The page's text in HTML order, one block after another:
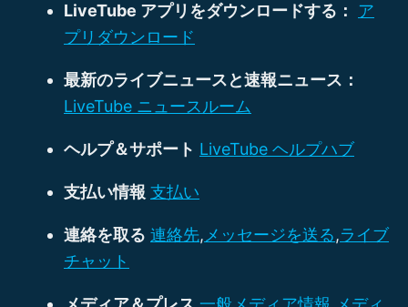
LiveTube アプリをダウンロードする：
ア
プリダウンロード
最新のライブニュースと速報ニュース：
LiveTube ニュースルーム
ヘルプ＆サポート LiveTube ヘルプハブ
支払い情報 支払い
連絡を取る 連絡先, メッセージを送る,ライブ
チャット